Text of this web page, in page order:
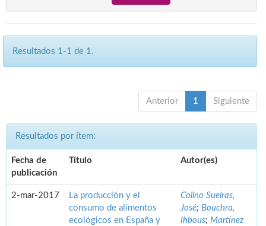
Resultados 1-1 de 1.
Anterior 1 Siguiente
Resultados por ítem:
Fecha de
publicación
Título Autor(es)
2-mar-2017
La producción y el
consumo de alimentos
ecológicos en España y
Colino Sueiras,
José; Bouchra,
Ihbous; Martínez